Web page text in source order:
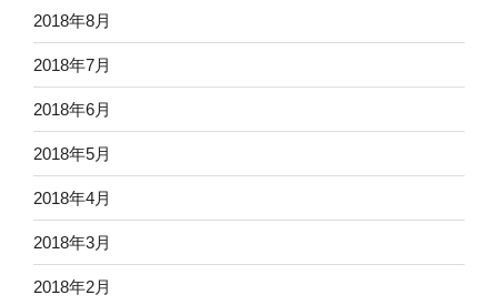
2018年8月
2018年7月
2018年6月
2018年5月
2018年4月
2018年3月
2018年2月